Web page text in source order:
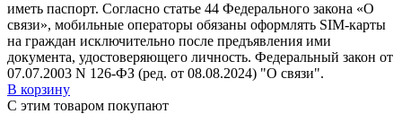
иметь паспорт. Согласно статье 44 Федерального закона «О
связи», мобильные операторы обязаны оформлять SIM-карты
на граждан исключительно после предъявления ими
документа, удостоверяющего личность. Федеральный закон от
07.07.2003 N 126-ФЗ (ред. от 08.08.2024) "О связи".
В корзину
С этим товаром покупают